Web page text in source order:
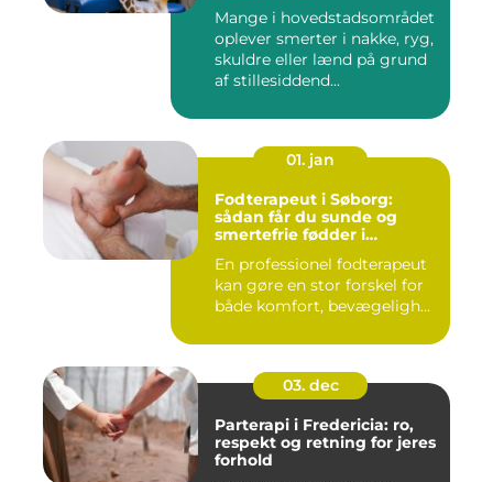
Mange i hovedstadsområdet
oplever smerter i nakke, ryg,
skuldre eller lænd på grund
af stillesiddend...
01. jan
Fodterapeut i Søborg:
sådan får du sunde og
smertefrie fødder i
En professionel fodterapeut
kan gøre en stor forskel for
både komfort, bevægeligh...
03. dec
Parterapi i Fredericia: ro,
respekt og retning for jeres
forhold